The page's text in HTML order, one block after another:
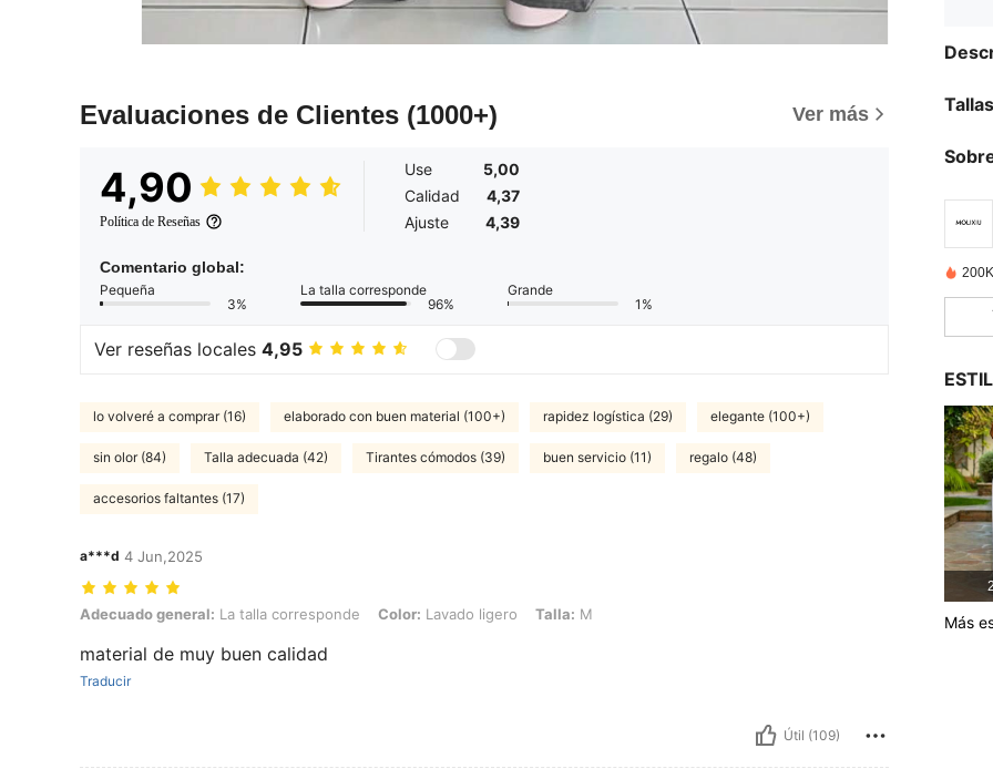
Evaluaciones de Clientes (1000+) Ver más
4,90
Política de Reseñas
Use
5,00
Calidad
4,37
Ajuste
4,39
Comentario global:
Pequeña
3%
La talla corresponde
96%
Grande
1%
Ver reseñas locales 4,95
lo volveré a comprar (16) elaborado con buen material (100+) rapidez logística (29) elegante (100+)
sin olor (84) Talla adecuada (42) Tirantes cómodos (39) buen servicio (11) regalo (48)
accesorios faltantes (17)
a***d 4 Jun,2025
Adecuado general: La talla corresponde, Color: Lavado ligero, Talla: M
Adecuado general: La talla corresponde Color: Lavado ligero Talla: M
material de muy buen calidad
Traducir
Útil (109)
Más